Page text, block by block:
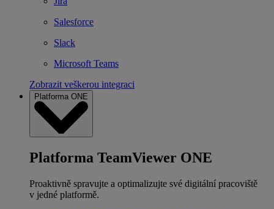
Salesforce
Slack
Microsoft Teams
Zobrazit veškerou integraci
Platforma ONE
Platforma TeamViewer ONE
Proaktivně spravujte a optimalizujte své digitální pracoviště
v jedné platformě.